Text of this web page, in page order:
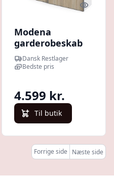
Quick
Modena
garderobeskab
ege look og hvidt
2 skydedøre 240
Dansk Restlager
Bedste pris
4.599 kr.
Til butik
Forrige side Næste side